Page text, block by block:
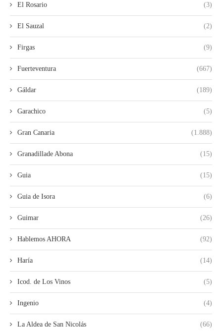
El Rosario (3)
El Sauzal (2)
Firgas (9)
Fuerteventura (667)
Gáldar (189)
Garachico (5)
Gran Canaria (1.888)
Granadillade Abona (15)
Guia (15)
Guia de Isora (6)
Guimar (26)
Hablemos AHORA (92)
Haría (14)
Icod. de Los Vinos (5)
Ingenio (4)
La Aldea de San Nicolás (66)